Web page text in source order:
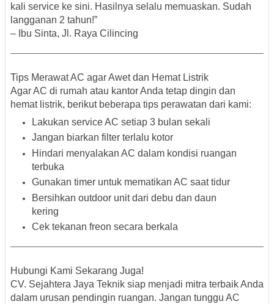
kali service ke sini. Hasilnya selalu memuaskan. Sudah
langganan 2 tahun!”
– Ibu Sinta, Jl. Raya Cilincing
Tips Merawat AC agar Awet dan Hemat Listrik
Agar AC di rumah atau kantor Anda tetap dingin dan
hemat listrik, berikut beberapa tips perawatan dari kami:
Lakukan service AC setiap 3 bulan sekali
Jangan biarkan filter terlalu kotor
Hindari menyalakan AC dalam kondisi ruangan
terbuka
Gunakan timer untuk mematikan AC saat tidur
Bersihkan outdoor unit dari debu dan daun
kering
Cek tekanan freon secara berkala
Hubungi Kami Sekarang Juga!
CV. Sejahtera Jaya Teknik siap menjadi mitra terbaik Anda
dalam urusan pendingin ruangan. Jangan tunggu AC